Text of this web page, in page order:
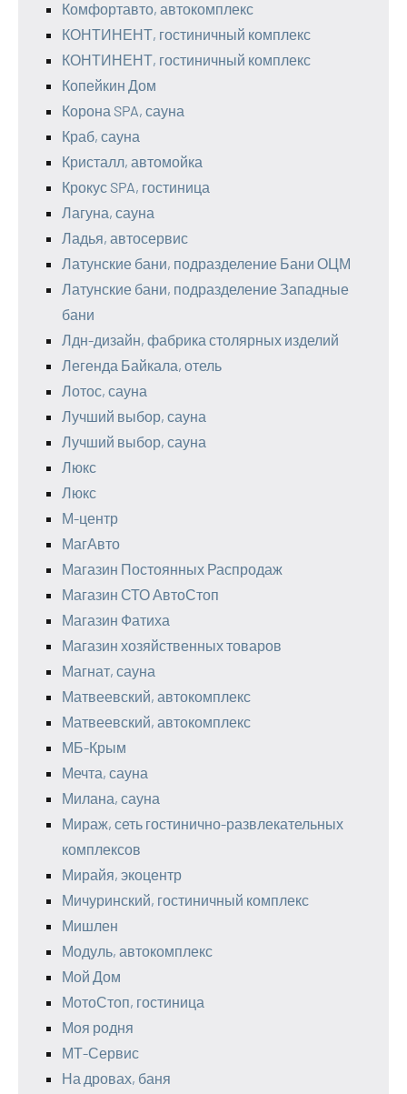
Комфортавто, автокомплекс
КОНТИНЕНТ, гостиничный комплекс
КОНТИНЕНТ, гостиничный комплекс
Копейкин Дом
Корона SPA, сауна
Краб, сауна
Кристалл, автомойка
Крокус SPA, гостиница
Лагуна, сауна
Ладья, автосервис
Латунские бани, подразделение Бани ОЦМ
Латунские бани, подразделение Западные
бани
Лдн-дизайн, фабрика столярных изделий
Легенда Байкала, отель
Лотос, сауна
Лучший выбор, сауна
Лучший выбор, сауна
Люкс
Люкс
М-центр
МагАвто
Магазин Постоянных Распродаж
Магазин СТО АвтоСтоп
Магазин Фатиха
Магазин хозяйственных товаров
Магнат, сауна
Матвеевский, автокомплекс
Матвеевский, автокомплекс
МБ-Крым
Мечта, сауна
Милана, сауна
Мираж, сеть гостинично-развлекательных
комплексов
Мирайя, экоцентр
Мичуринский, гостиничный комплекс
Мишлен
Модуль, автокомплекс
Мой Дом
МотоСтоп, гостиница
Моя родня
МТ-Сервис
На дровах, баня